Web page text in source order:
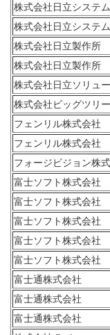
株式会社日立システ
株式会社日立システ
株式会社日立製作所
株式会社日立製作所
株式会社日立ソリュ
株式会社ビッグツリ
フェンリル株式会社
フェンリル株式会社
フォージビジョン株
富士ソフト株式会社
富士ソフト株式会社
富士ソフト株式会社
富士ソフト株式会社
富士ソフト株式会社
富士通株式会社
富士通株式会社
富士通株式会社